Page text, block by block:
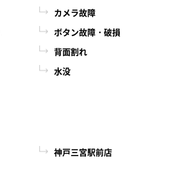
カメラ故障
ボタン故障・破損
背面割れ
水没
神戸三宮駅前店